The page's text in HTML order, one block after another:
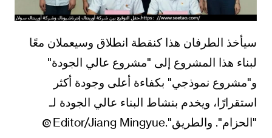
سيأخذ الطرفان هذا كنقطة انطلاق وسيعملان معًا
لبناء هذا المشروع إلى "مشروع عالي الجودة"
و"مشروع نموذجي" بكفاءة أعلى وجودة أكثر
استقرارًا، ويخدم بنشاط البناء عالي الجودة لـ
"الحزام". والطريق".Editor/Jiang Mingyue